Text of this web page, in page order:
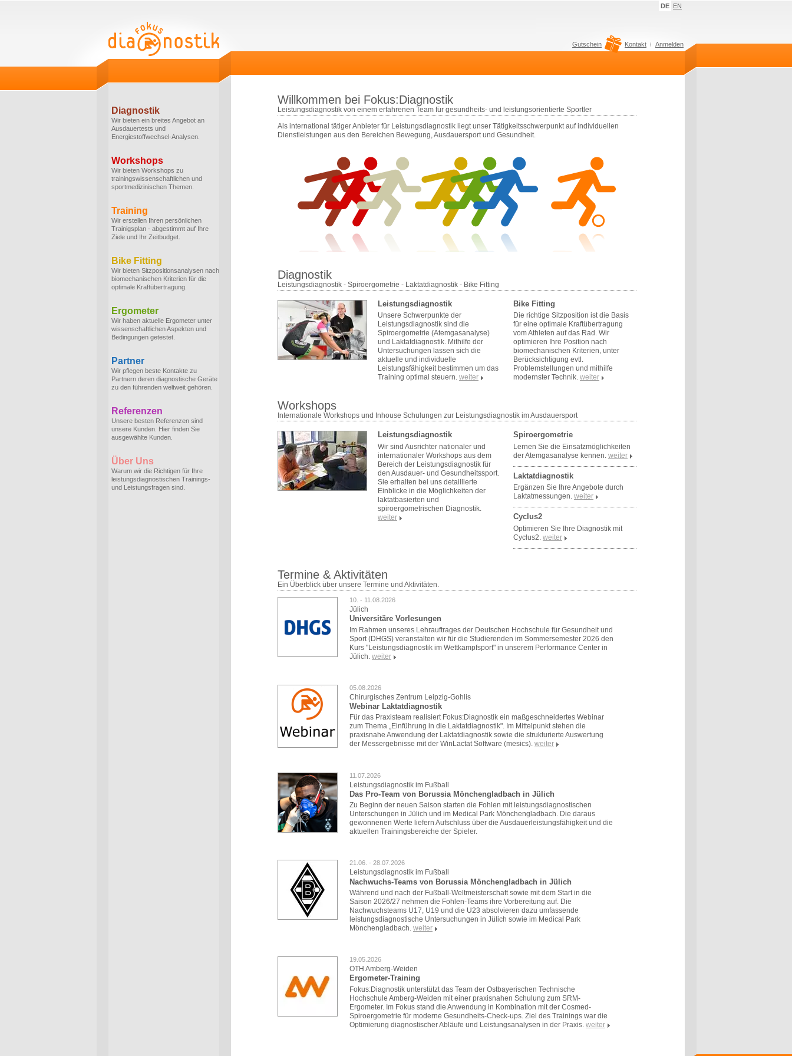
DE EN
Gutschein Kontakt Anmelden
Diagnostik
Wir bieten ein breites Angebot an
Ausdauertests und
Energiestoffwechsel-Analysen.
Workshops
Wir bieten Workshops zu
trainingswissenschaftlichen und
sportmedizinischen Themen.
Training
Wir erstellen Ihren persönlichen
Trainigsplan - abgestimmt auf Ihre
Ziele und Ihr Zeitbudget.
Bike Fitting
Wir bieten Sitzpositionsanalysen nach
biomechanischen Kriterien für die
optimale Kraftübertragung.
Ergometer
Wir haben aktuelle Ergometer unter
wissenschaftlichen Aspekten und
Bedingungen getestet.
Partner
Wir pflegen beste Kontakte zu
Partnern deren diagnostische Geräte
zu den führenden weltweit gehören.
Referenzen
Unsere besten Referenzen sind
unsere Kunden. Hier finden Sie
ausgewählte Kunden.
Über Uns
Warum wir die Richtigen für Ihre
leistungsdiagnostischen Trainings-
und Leistungsfragen sind.
Willkommen bei Fokus:Diagnostik
Leistungsdiagnostik von einem erfahrenen Team für gesundheits- und leistungsorientierte Sportler
Als international tätiger Anbieter für Leistungsdiagnostik liegt unser Tätigkeitsschwerpunkt auf individuellen
Dienstleistungen aus den Bereichen Bewegung, Ausdauersport und Gesundheit.
Diagnostik
Leistungsdiagnostik - Spiroergometrie - Laktatdiagnostik - Bike Fitting
Leistungsdiagnostik
Unsere Schwerpunkte der
Leistungsdiagnostik sind die
Spiroergometrie (Atemgasanalyse)
und Laktatdiagnostik. Mithilfe der
Untersuchungen lassen sich die
aktuelle und individuelle
Leistungsfähigkeit bestimmen um das
Training optimal steuern. weiter
Bike Fitting
Die richtige Sitzposition ist die Basis
für eine optimale Kraftübertragung
vom Athleten auf das Rad. Wir
optimieren Ihre Position nach
biomechanischen Kriterien, unter
Berücksichtigung evtl.
Problemstellungen und mithilfe
modernster Technik. weiter
Workshops
Internationale Workshops und Inhouse Schulungen zur Leistungsdiagnostik im Ausdauersport
Leistungsdiagnostik
Wir sind Ausrichter nationaler und
internationaler Workshops aus dem
Bereich der Leistungsdiagnostik für
den Ausdauer- und Gesundheitssport.
Sie erhalten bei uns detaillierte
Einblicke in die Möglichkeiten der
laktatbasierten und
spiroergometrischen Diagnostik.
weiter
Spiroergometrie
Lernen Sie die Einsatzmöglichkeiten
der Atemgasanalyse kennen. weiter
Laktatdiagnostik
Ergänzen Sie Ihre Angebote durch
Laktatmessungen. weiter
Cyclus2
Optimieren Sie Ihre Diagnostik mit
Cyclus2. weiter
Termine & Aktivitäten
Ein Überblick über unsere Termine und Aktivitäten.
10. - 11.08.2026
Jülich
Universitäre Vorlesungen
Im Rahmen unseres Lehrauftrages der Deutschen Hochschule für Gesundheit und
Sport (DHGS) veranstalten wir für die Studierenden im Sommersemester 2026 den
Kurs "Leistungsdiagnostik im Wettkampfsport" in unserem Performance Center in
Jülich. weiter
05.08.2026
Chirurgisches Zentrum Leipzig-Gohlis
Webinar Laktatdiagnostik
Für das Praxisteam realisiert Fokus:Diagnostik ein maßgeschneidertes Webinar
zum Thema „Einführung in die Laktatdiagnostik". Im Mittelpunkt stehen die
praxisnahe Anwendung der Laktatdiagnostik sowie die strukturierte Auswertung
der Messergebnisse mit der WinLactat Software (mesics). weiter
11.07.2026
Leistungsdiagnostik im Fußball
Das Pro-Team von Borussia Mönchengladbach in Jülich
Zu Beginn der neuen Saison starten die Fohlen mit leistungsdiagnostischen
Unterschungen in Jülich und im Medical Park Mönchengladbach. Die daraus
gewonnenen Werte liefern Aufschluss über die Ausdauerleistungsfähigkeit und die
aktuellen Trainingsbereiche der Spieler.
21.06. - 28.07.2026
Leistungsdiagnostik im Fußball
Nachwuchs-Teams von Borussia Mönchengladbach in Jülich
Während und nach der Fußball-Weltmeisterschaft sowie mit dem Start in die
Saison 2026/27 nehmen die Fohlen-Teams ihre Vorbereitung auf. Die
Nachwuchsteams U17, U19 und die U23 absolvieren dazu umfassende
leistungsdiagnostische Untersuchungen in Jülich sowie im Medical Park
Mönchengladbach. weiter
19.05.2026
OTH Amberg-Weiden
Ergometer-Training
Fokus:Diagnostik unterstützt das Team der Ostbayerischen Technische
Hochschule Amberg-Weiden mit einer praxisnahen Schulung zum SRM-
Ergometer. Im Fokus stand die Anwendung in Kombination mit der Cosmed-
Spiroergometrie für moderne Gesundheits-Check-ups. Ziel des Trainings war die
Optimierung diagnostischer Abläufe und Leistungsanalysen in der Praxis. weiter